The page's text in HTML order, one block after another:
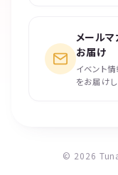
メール
お届け
イベント
をお届けし
© 2026